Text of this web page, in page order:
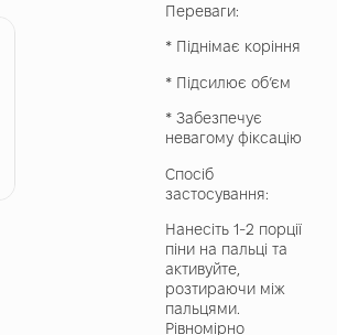
Переваги:
* Піднімає коріння
* Підсилює об’єм
* Забезпечує
невагому фіксацію
Спосіб
застосування:
Нанесіть 1-2 порції
піни на пальці та
активуйте,
розтираючи між
пальцями.
Рівномірно